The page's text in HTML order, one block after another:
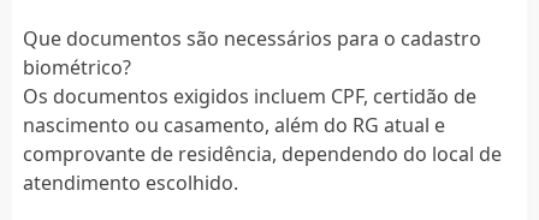
Que documentos são necessários para o cadastro
biométrico?
Os documentos exigidos incluem CPF, certidão de
nascimento ou casamento, além do RG atual e
comprovante de residência, dependendo do local de
atendimento escolhido.